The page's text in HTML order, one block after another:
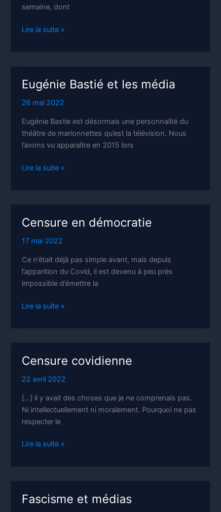
semaine, dont
La
Lire la suite »
Eugénie Bastié et les média
26 mai 2022
Eugénie Bastie est désormais une personnalité du
théâtre de marionnettes qu’est la télévision. Nous
l’avons vu apparaître en 2015 lors
Eugénie
Lire la suite »
Censure en démocratie
17 mai 2022
Ce n’était déjà pas simple avant, mais depuis
l’apparition du Covid, il est devenu à peu près
impossible d’émettre la
Censure
Lire la suite »
Censure covidienne
22 avril 2022
[…] il y avait des choses que je ne comprenais pas.
Ni intellectuellement ni moralement. Pourquoi ne pas
respecter le
Censure
Lire la suite »
Fascisme et médias